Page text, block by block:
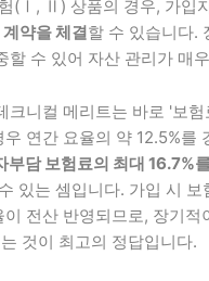
(Ⅰ, Ⅱ) 상품의 경우, 가입
약을 체결할 수 있습니다.
할 수 있어 자산 관리가 매
크니컬 메리트는 바로 '보
연간 요율의 약 12.5%를
부담 보험료의 최대 16.7%
있는 셈입니다. 가입 시
전산 반영되므로, 장기
것이 최고의 정답입니다.